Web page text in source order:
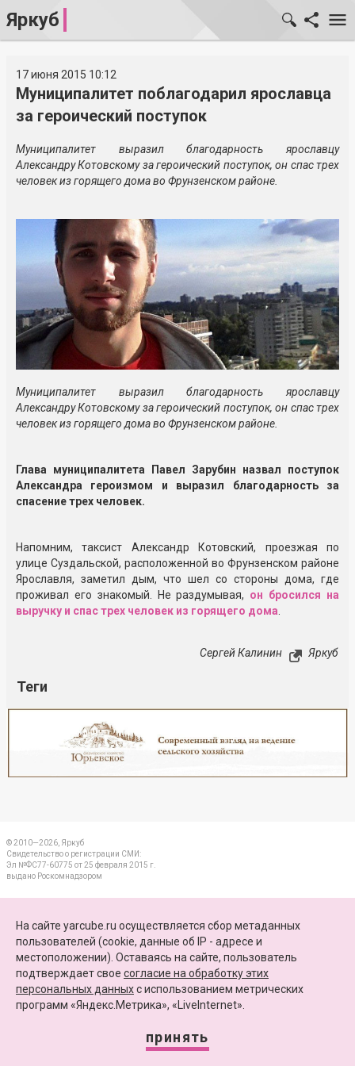
Яркуб
17 июня 2015 10:12
Муниципалитет поблагодарил ярославца
за героический поступок
Муниципалитет выразил благодарность ярославцу
Александру Котовскому за героический поступок, он спас трех
человек из горящего дома во Фрунзенском районе.
Муниципалитет выразил благодарность ярославцу
Александру Котовскому за героический поступок, он спас трех
человек из горящего дома во Фрунзенском районе.
Глава муниципалитета Павел Зарубин назвал поступок
Александра героизмом и выразил благодарность за
спасение трех человек.
Напомним, таксист Александр Котовский, проезжая по
улице Суздальской, расположенной во Фрунзенском районе
Ярославля, заметил дым, что шел со стороны дома, где
проживал его знакомый. Не раздумывая, он бросился на
выручку и спас трех человек из горящего дома.
Сергей Калинин Яркуб
Теги
© 2010—2026, Яркуб
Свидетельство о регистрации СМИ:
Эл №ФС77-60775 от 25 февраля 2015 г.
выдано Роскомнадзором
ПАРТНЕРЫ
КАРТА САЙТА
+7 (4852) 64-15-52
Сайт функционирует при финансовой поддержке Министерства цифрового развития,
связи и массовых коммуникаций Российской Федерации
На сайте yarcube.ru осуществляется сбор метаданных
пользователей (cookie, данные об IP - адресе и
местоположении). Оставаясь на сайте, пользователь
подтверждает свое согласие на обработку этих
персональных данныхc использованием метрических
программ «Яндекс.Метрика», «LiveInternet».
принять